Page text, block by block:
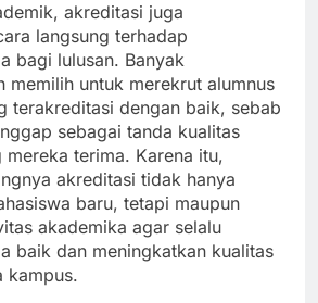
akreditasi juga
langsung terhadap
bagi lulusan. Banyak
memilih untuk merekrut alumnus
terakreditasi dengan baik, sebab
sebagai tanda kualitas
terima. Karena itu,
akreditasi tidak hanya
baru, tetapi maupun
akademika agar selalu
baik dan meningkatkan kualitas
kampus.